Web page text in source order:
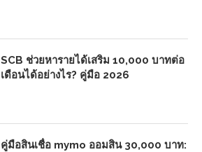
SCB ช่วยหารายได้เสริม 10,000 บาทต่อ
เดือนได้อย่างไร? คู่มือ 2026
คู่มือสินเชื่อ mymo ออมสิน 30,000 บาท: